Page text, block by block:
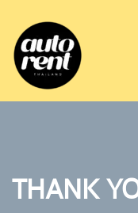
THANK